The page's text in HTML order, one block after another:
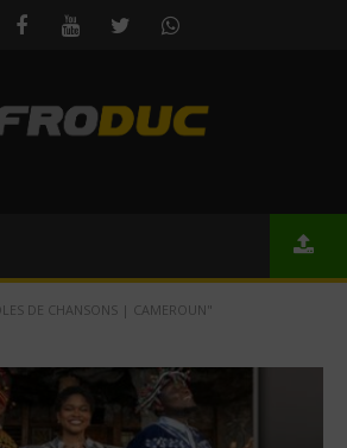
DE CHANSONS | CAMEROUN"